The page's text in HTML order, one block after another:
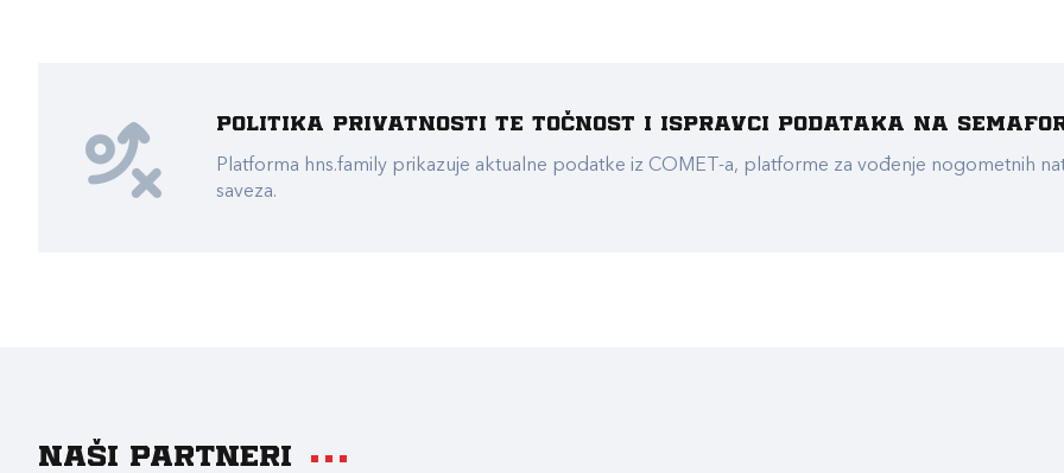
Politika privatnosti te točnost i ispravci podataka na
Platforma hns.family prikazuje aktualne podatke iz COMET-a, platforme za vođenje nogometnih
saveza.
Naši partneri